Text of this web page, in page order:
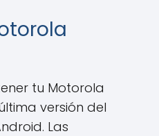
tu Motorola
versión del
Las